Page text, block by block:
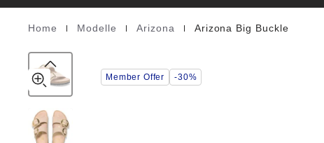
Homepage
Home Modelle Arizona Arizona Big Buckle
Member Offer -30%